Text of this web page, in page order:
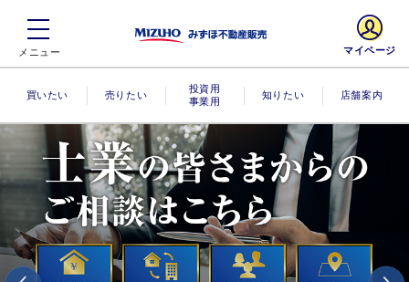
買いたい 売りたい
投資用・事業
用
知りたい 店舗案内
マイページ